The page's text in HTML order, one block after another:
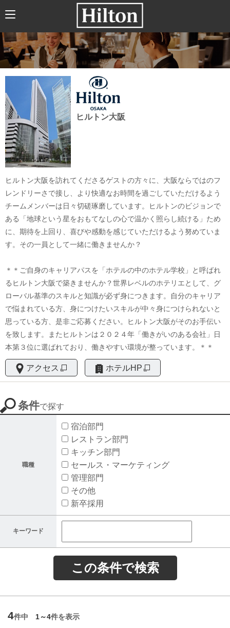
ヒルトン大阪
ヒルトン大阪を訪れてくださるゲストの方々に、大阪ならではのフ
レンドリーさで接し、より快適なお時間を過ごしていただけるよう
チームメンバーは日々切磋琢磨しています。ヒルトンのビジョンで
ある「地球という星をおもてなしの心で温かく照らし続ける」ため
に、期待を上回り、喜びや感動を感じていただけるよう努めていま
す。その一員として一緒に働きませんか？
＊＊ご自身のキャリアパスを「ホテルの中のホテル学校」と呼ばれ
るヒルトン大阪で築きませんか？世界レベルのホテリエとして、グ
ローバル基準のスキルと知識が必ず身につきます。自分のキャリア
で悩まれている方、身につけたいスキルが中々身につけられないと
思っている方、是非ご応募ください。ヒルトン大阪がそのお手伝い
を致します。またヒルトンは２０２４年「働きがいのある会社」日
本第３位に選ばれており、働きやすい環境が整っています。＊＊
アクセス ホテルHP
条件で探す
職種
宿泊部門
レストラン部門
キッチン部門
セールス・マーケティング
管理部門
その他
新卒採用
キーワード
4件中 1～4件を表示
ABOUT US
HILTONについて
HILTON JAPANの歴史
トレーニング
企業文化
（社会貢献、職場環境、福利厚生）
新卒採用
新卒採用について
募集要項
社員の声
【新卒】RJET幹部候補
募集要項
RJETの声
RJETの一日
RJETの一年
よくある質問
【新卒】ファイナンス幹部候補
求人情報
ニュース
企業情報
プライバシーポリシー